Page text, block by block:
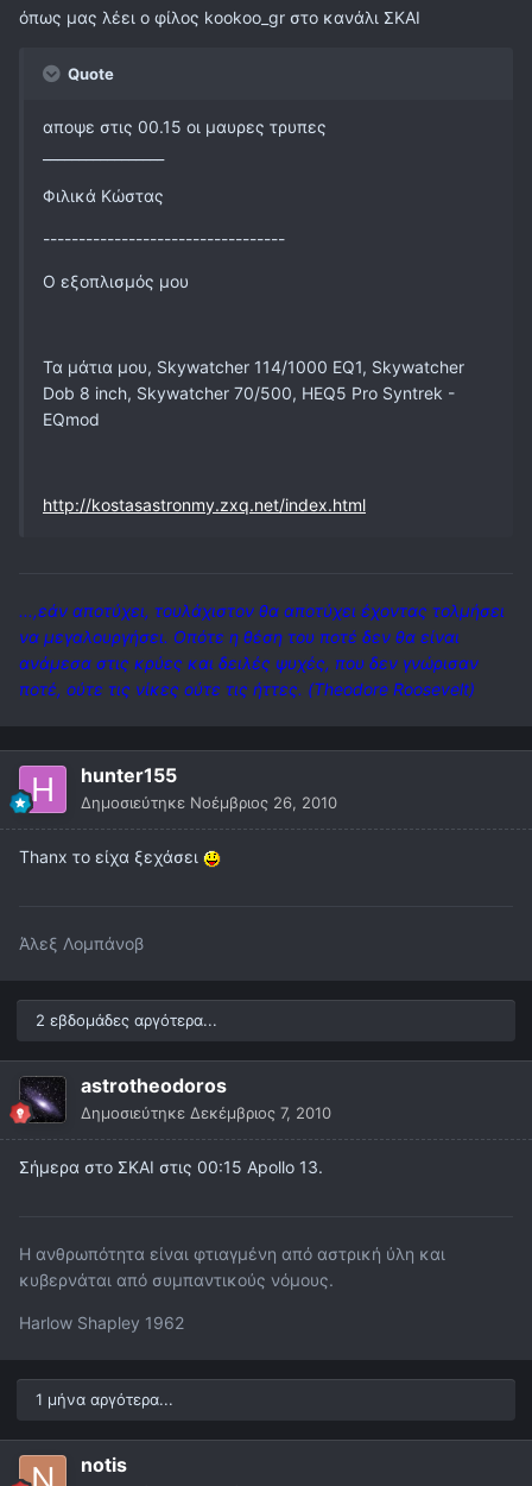
όπως μας λέει ο φίλος kookoo_gr στο κανάλι ΣΚΑΙ
Quote
αποψε στις 00.15 οι μαυρες τρυπες
Φιλικά Κώστας
----------------------------------
Ο εξοπλισμός μου
Τα μάτια μου, Skywatcher 114/1000 EQ1, Skywatcher
Dob 8 inch, Skywatcher 70/500, HEQ5 Pro Syntrek -
EQmod
http://kostasastronmy.zxq.net/index.html
...,εάν αποτύχει, τουλάχιστον θα αποτύχει έχοντας τολμήσει
να μεγαλουργήσει. Οπότε η θέση του ποτέ δεν θα είναι
ανάμεσα στις κρύες και δειλές ψυχές, που δεν γνώρισαν
ποτέ, ούτε τις νίκες ούτε τις ήττες. (Theodore Roosevelt)
hunter155
Δημοσιεύτηκε Νοέμβριος 26, 2010
Τhanx το είχα ξεχάσει
Άλεξ Λομπάνοβ
2 εβδομάδες αργότερα...
astrotheodoros
Δημοσιεύτηκε Δεκέμβριος 7, 2010
Σήμερα στο ΣΚΑΙ στις 00:15 Apollo 13.
Η ανθρωπότητα είναι φτιαγμένη από αστρική ύλη και
κυβερνάται από συμπαντικούς νόμους.
Harlow Shapley 1962
1 μήνα αργότερα...
notis